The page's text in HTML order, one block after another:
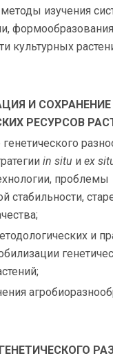
изучения
культурных
И СОХРАНЕНИЕ
РЕСУРСОВ
in situ иex
проблемы
стабильности,
и